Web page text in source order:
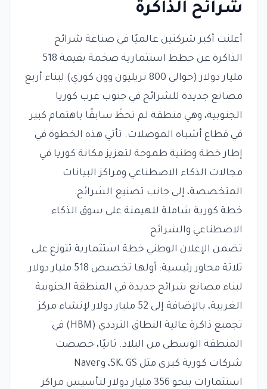
شرائح الذاكرة
أعلنت أكبر شركتين عالميًا في صناعة شرائح
الذاكرة عن خطط استثمارية ضخمة بقيمة 518
مليار دولار (حوالي 800 تريليون وون كوري) لبناء أربع
مصانع جديدة للشرائح في جنوب غرب كوريا
الجنوبية، وهي منطقة لم تحظَ سابقًا باهتمام كبير
في قطاع أشباه الموصلات. تأتي هذه الخطوة في
إطار خطة وطنية طموحة لتعزيز مكانة كوريا في
مجالات الذكاء الاصطناعي ومراكز البيانات
المتخصصة، إلى جانب تصنيع الشرائح.
خطة كورية شاملة للهيمنة على سوق الذكاء
الاصطناعي والشرائح
تضمن الإعلان الوطني خطة استثمارية تتوزع على
ثلاثة محاور رئيسية: أولها تخصيص 518 مليار دولار
لبناء مصانع شرائح جديدة في المنطقة الجنوبية
الغربية، بالإضافة إلى 52 مليار دولار لإنشاء مركز
تجميع ذاكرة عالية النطاق الترددي (HBM) في
المنطقة الوسطى من البلاد. ثانيًا، خصصت
شركات كورية كبرى مثل SK، GS، وNaver
استثمارات بنحو 356 مليار دولار لتأسيس مراكز